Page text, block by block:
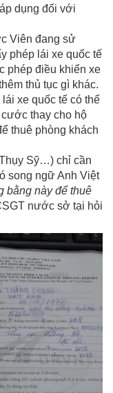
dụng đối với
Viên đang sử
phép lái xe quốc tế
phép điều khiển xe
thủ tục gì khác.
xe quốc tế có thể
thay cho hộ
thuê phòng khách
Sỹ…) chỉ cần
song ngữ Anh Việt
bằng này để thuê
nước sở tại hỏi